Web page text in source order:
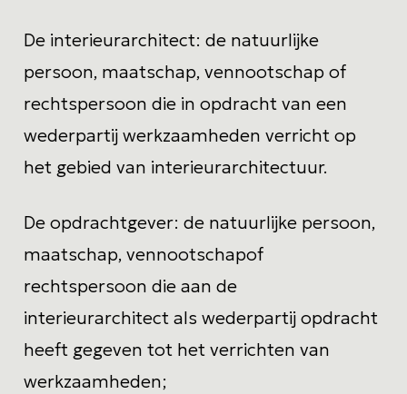
De interieurarchitect: de natuurlijke
persoon, maatschap, vennootschap of
rechtspersoon die in opdracht van een
wederpartij werkzaamheden verricht op
het gebied van interieurarchitectuur.
De opdrachtgever: de natuurlijke persoon,
maatschap, vennootschapof
rechtspersoon die aan de
interieurarchitect als wederpartij opdracht
heeft gegeven tot het verrichten van
werkzaamheden;